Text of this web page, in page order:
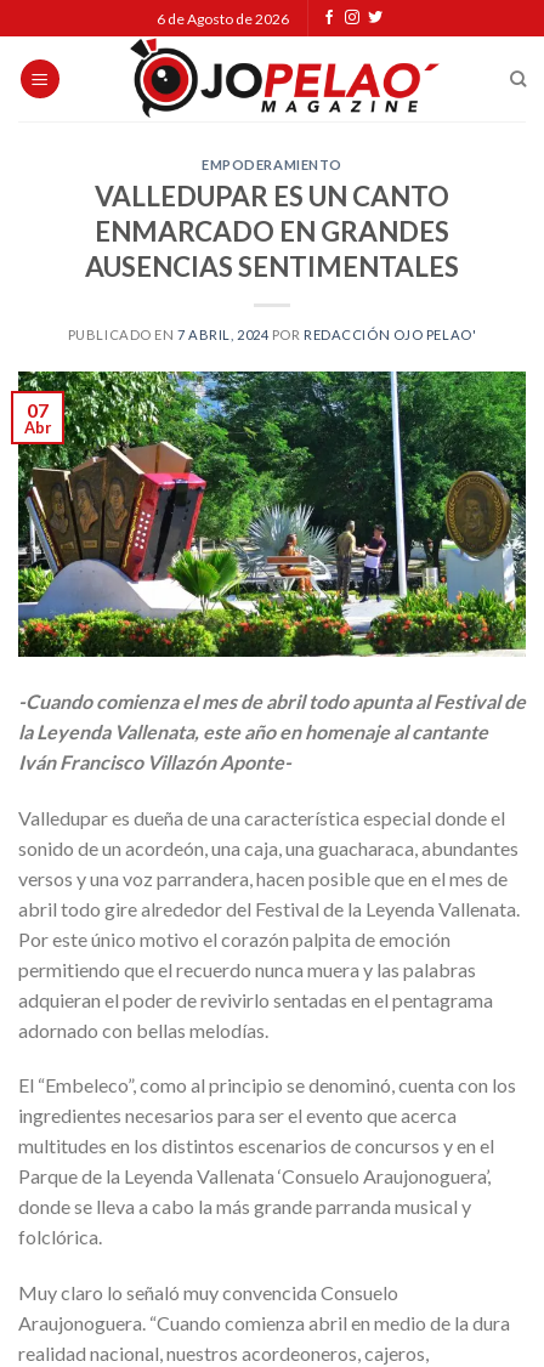
to
content
6 de Agosto de 2026
EMPODERAMIENTO
VALLEDUPAR ES UN CANTO
ENMARCADO EN GRANDES
AUSENCIAS SENTIMENTALES
PUBLICADO EN 7 ABRIL, 2024 POR REDACCIÓN OJO PELAO'
07
Abr
-Cuando comienza el mes de abril todo apunta al Festival de
la Leyenda Vallenata, este año en homenaje al cantante
Iván Francisco Villazón Aponte-
Valledupar es dueña de una característica especial donde el
sonido de un acordeón, una caja, una guacharaca, abundantes
versos y una voz parrandera, hacen posible que en el mes de
abril todo gire alrededor del Festival de la Leyenda Vallenata.
Por este único motivo el corazón palpita de emoción
permitiendo que el recuerdo nunca muera y las palabras
adquieran el poder de revivirlo sentadas en el pentagrama
adornado con bellas melodías.
El “Embeleco”, como al principio se denominó, cuenta con los
ingredientes necesarios para ser el evento que acerca
multitudes en los distintos escenarios de concursos y en el
Parque de la Leyenda Vallenata ‘Consuelo Araujonoguera’,
donde se lleva a cabo la más grande parranda musical y
folclórica.
Muy claro lo señaló muy convencida Consuelo
Araujonoguera. “Cuando comienza abril en medio de la dura
realidad nacional, nuestros acordeoneros, cajeros,